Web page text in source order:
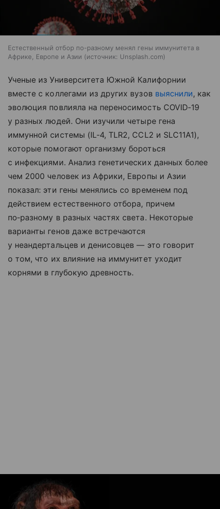
Естественный отбор по-разному менял гены иммунитета в
Африке, Европе и Азии
источник: Unsplash.com
Ученые из Университета Южной Калифорнии
вместе с коллегами из других вузов выяснили, как
эволюция повлияла на переносимость COVID‑19
у разных людей. Они изучили четыре гена
иммунной системы (IL‑4, TLR2, CCL2 и SLC11A1),
которые помогают организму бороться
с инфекциями. Анализ генетических данных более
чем 2000 человек из Африки, Европы и Азии
показал: эти гены менялись со временем под
действием естественного отбора, причем
по‑разному в разных частях света. Некоторые
варианты генов даже встречаются
у неандертальцев и денисовцев — это говорит
о том, что их влияние на иммунитет уходит
корнями в глубокую древность.